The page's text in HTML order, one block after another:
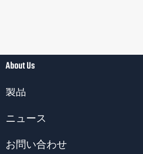
About Us
製品
ニュース
お問い合わせ